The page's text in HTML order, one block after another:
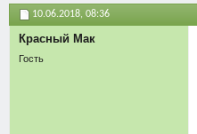
10.06.2018, 08:36
Красный Мак
Гость